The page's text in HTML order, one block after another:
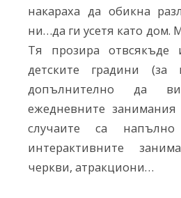
накараха да обикна
ни…да ги усетя като дом.
Тя прозира
детските градини (за
допълнително да
ежедневните
случаите са
интерактивните
черкви, атракциони…